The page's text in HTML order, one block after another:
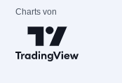
Charts von